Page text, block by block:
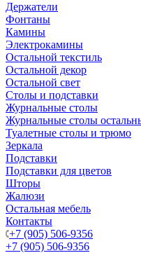
Держатели
Фонтаны
Камины
Электрокамины
Остальной текстиль
Остальной декор
Остальной свет
Столы и подставки
Журнальные столы
Журнальные столы
Туалетные столы и трюмо
Зеркала
Подставки
Подставки для цветов
Шторы
Жалюзи
Остальная мебель
Контакты
+7 (905) 506-9356
+7 (905) 506-9356